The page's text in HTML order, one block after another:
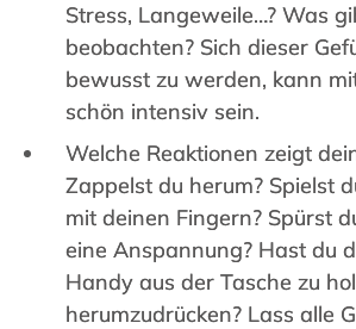
Stress, Langeweile…? Was
beobachten? Sich dieser
bewusst zu werden, kann
schön intensiv sein.
Welche Reaktionen zeigt
Zappelst du herum? Spielst
mit deinen Fingern? Spürst
eine Anspannung? Hast du
Handy aus der Tasche zu
herumzudrücken? Lass alle